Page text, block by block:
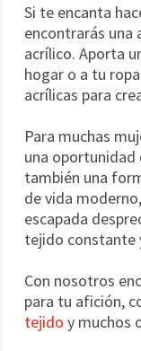
Si te encanta
encontrarás una
acrílico. Aporta
hogar o a tu
acrílicas para
Para muchas
una oportunidad
también una
de vida
escapada
tejido constante
Con nosotros
para tu afición,
tejido y muchos